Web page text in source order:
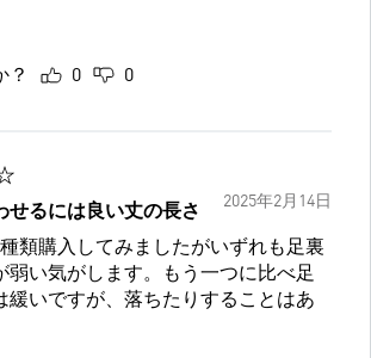
？ 0 0
2025年2月14日
せるには良い丈の長さ
類購入してみましたがいずれも足裏
弱い気がします。もう一つに比べ足
緩いですが、落ちたりすることはあ